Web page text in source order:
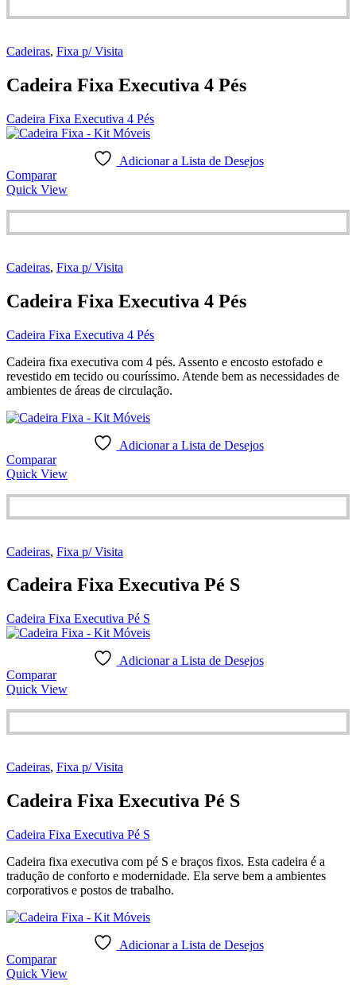
Cadeiras, Fixa p/ Visita
Cadeira Fixa Executiva 4 Pés
Cadeira Fixa Executiva 4 Pés
Adicionar a Lista de Desejos
Comparar
Quick View
Cadeiras, Fixa p/ Visita
Cadeira Fixa Executiva 4 Pés
Cadeira Fixa Executiva 4 Pés
Cadeira fixa executiva com 4 pés. Assento e encosto estofado e
revestido em tecido ou couríssimo. Atende bem as necessidades de
ambientes de áreas de circulação.
Adicionar a Lista de Desejos
Comparar
Quick View
Cadeiras, Fixa p/ Visita
Cadeira Fixa Executiva Pé S
Cadeira Fixa Executiva Pé S
Adicionar a Lista de Desejos
Comparar
Quick View
Cadeiras, Fixa p/ Visita
Cadeira Fixa Executiva Pé S
Cadeira Fixa Executiva Pé S
Cadeira fixa executiva com pé S e braços fixos. Esta cadeira é a
tradução de conforto e modernidade. Ela serve bem a ambientes
corporativos e postos de trabalho.
Adicionar a Lista de Desejos
Comparar
Quick View